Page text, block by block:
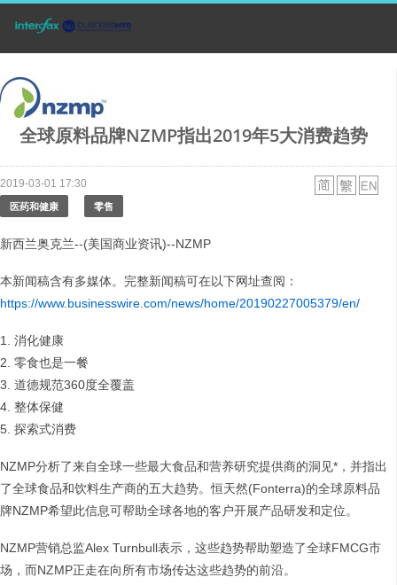
全球原料品牌NZMP指出2019年5大消费趋势
2019-03-01 17:30
医药和健康 零售
新西兰奥克兰--(美国商业资讯)--NZMP
本新闻稿含有多媒体。完整新闻稿可在以下网址查阅：
https://www.businesswire.com/news/home/20190227005379/en/
1. 消化健康
2. 零食也是一餐
3. 道德规范360度全覆盖
4. 整体保健
5. 探索式消费
NZMP分析了来自全球一些最大食品和营养研究提供商的洞见*，并指出
了全球食品和饮料生产商的五大趋势。恒天然(Fonterra)的全球原料品
牌NZMP希望此信息可帮助全球各地的客户开展产品研发和定位。
NZMP营销总监Alex Turnbull表示，这些趋势帮助塑造了全球FMCG市
场，而NZMP正走在向所有市场传达这些趋势的前沿。